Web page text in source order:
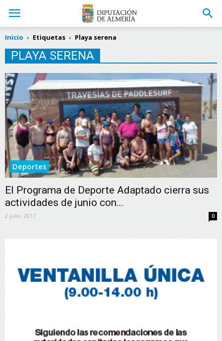
Inicio Etiquetas Playa serena
PLAYA SERENA
Deportes
El Programa de Deporte Adaptado cierra sus
actividades de junio con...
2 julio, 2017 0